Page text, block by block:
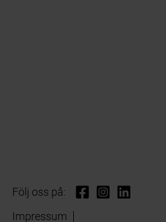
Följ oss på:
Impressum